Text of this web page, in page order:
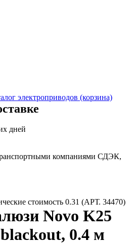
электроприводов (корзина)
дней
компаниями СДЭК,
стоимость 0.31 (АРТ. 34470)
Novo K25
0.4 м